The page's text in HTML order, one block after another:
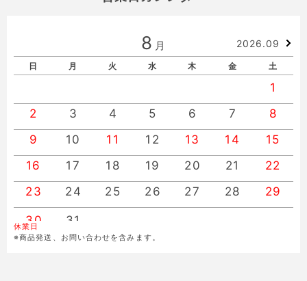
8 月 2026.09
日 月 火 水 木 金 土
1
2
3 4 5 6 7
8
9
10 11 12 13 14
15
16
17 18 19 20 21
22
23
24 25 26 27 28 29
30 31
休業日
※商品発送、お問い合わせを含みます。